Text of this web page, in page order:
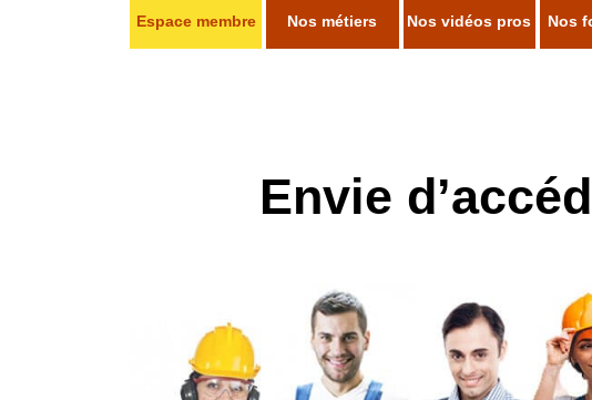
Espace membre Nos métiers Nos vidéos pros Nos
Envie